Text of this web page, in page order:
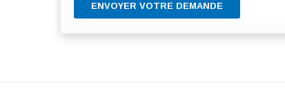
ENVOYER VOTRE DEMANDE